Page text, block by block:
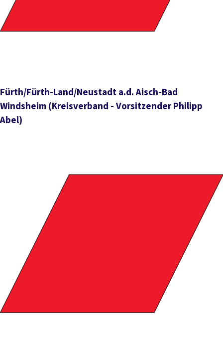
Fürth/Fürth-Land/Neustadt a.d. Aisch-Bad
Windsheim(Kreisverband - Vorsitzender Philipp
Abel)